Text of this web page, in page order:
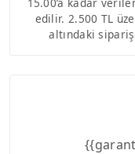
edilir. 2.500 TL
altındaki